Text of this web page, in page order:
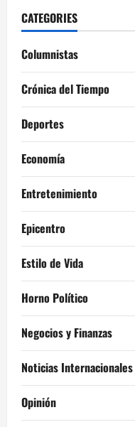
CATEGORIES
Columnistas
Crónica del Tiempo
Deportes
Economía
Entretenimiento
Epicentro
Estilo de Vida
Horno Político
Negocios y Finanzas
Noticias Internacionales
Opinión